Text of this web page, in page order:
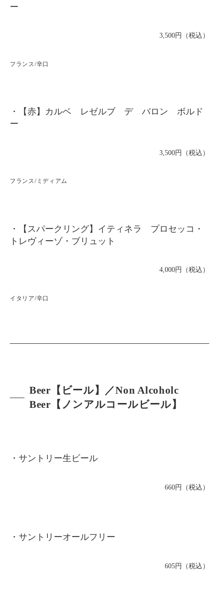
ー
3,500円（税込）
フランス/辛口
・【赤】カルベ レゼルブ デ バロン ボルド
ー
3,500円（税込）
フランス/ミディアム
・【スパークリング】イティネラ プロセッコ・
トレヴィーゾ・ブリュット
4,000円（税込）
イタリア/辛口
Beer【ビール】／Non Alcoholc
Beer【ノンアルコールビール】
・サントリー生ビール
660円（税込）
・サントリーオールフリー
605円（税込）